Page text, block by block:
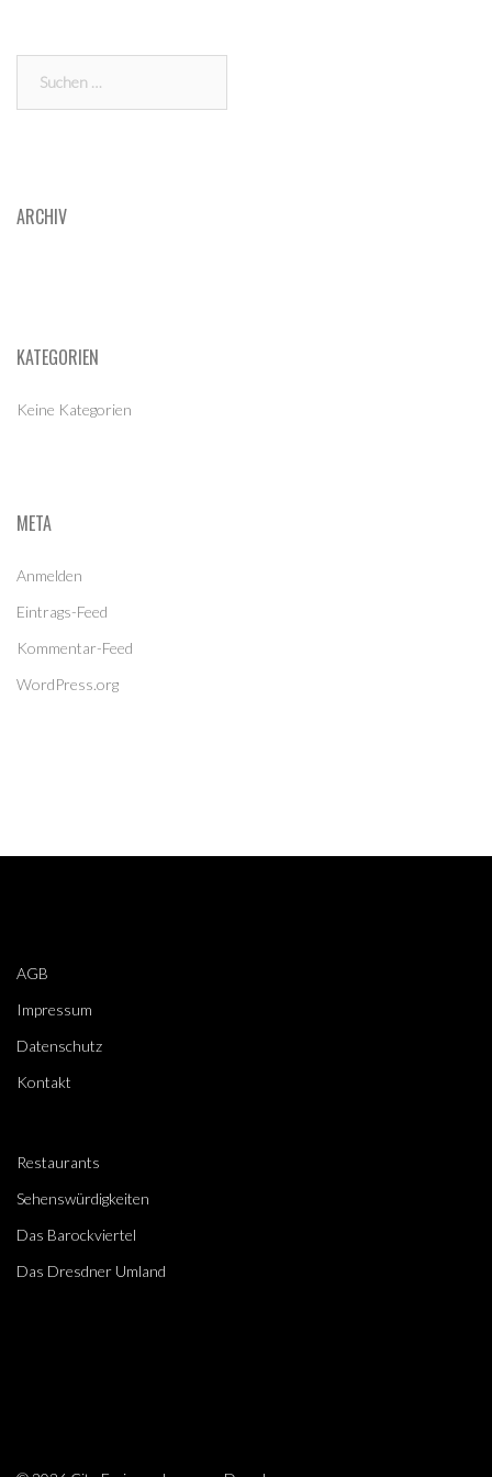
nach:
ARCHIV
KATEGORIEN
Keine Kategorien
META
Anmelden
Eintrags-Feed
Kommentar-Feed
WordPress.org
AGB
Impressum
Datenschutz
Kontakt
Restaurants
Sehenswürdigkeiten
Das Barockviertel
Das Dresdner Umland